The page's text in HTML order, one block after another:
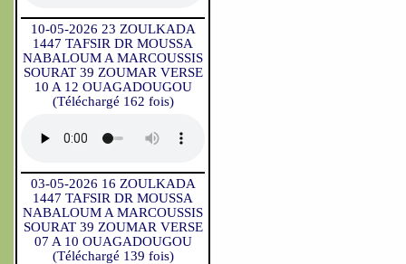
10-05-2026 23 ZOULKADA
1447 TAFSIR DR MOUSSA
NABALOUM A MARCOUSSIS
SOURAT 39 ZOUMAR VERSE
10 A 12 OUAGADOUGOU
(Téléchargé 162 fois)
03-05-2026 16 ZOULKADA
1447 TAFSIR DR MOUSSA
NABALOUM A MARCOUSSIS
SOURAT 39 ZOUMAR VERSE
07 A 10 OUAGADOUGOU
(Téléchargé 139 fois)